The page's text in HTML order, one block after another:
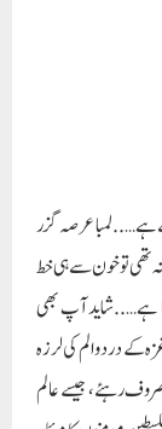
گیا ہے…..رمضان کا
شاندار استقبال
کا ڈھیر بنا ہوا ہے،
کی خاک، درو بام
رمضان المبارک کی